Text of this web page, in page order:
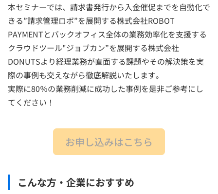
本セミナーでは、請求書発行から入金催促までを自動化で
きる”請求管理ロボ”を展開する株式会社ROBOT
PAYMENTとバックオフィス全体の業務効率化を支援する
クラウドツール"ジョブカン”を展開する株式会社
DONUTSより経理業務が直面する課題やその解決策を実
際の事例も交えながら徹底解説いたします。
実際に80％の業務削減に成功した事例を是非ご参考にし
てください！
お申し込みはこちら
こんな方・企業におすすめ